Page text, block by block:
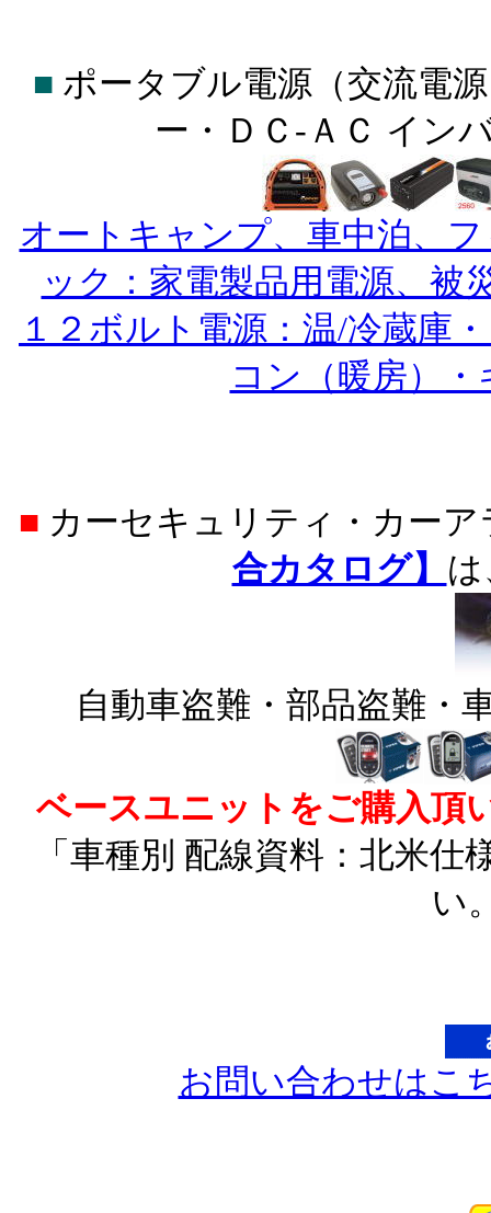
■ ポータブル電源（交流電
ー・ＤＣ-ＡＣ イン
オートキャンプ、車中泊、
ック：家電製品用電源、被
１２ボルト電源：温/冷蔵庫
コン（暖房）
■ カーセキュリティ・カー
合カタログ】
自動車盗難・部品盗難・
ベースユニットをご購入頂
「車種別 配線資料：北米
い
お問い合わせはこ